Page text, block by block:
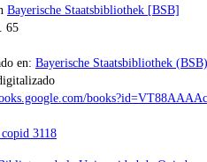
Bayerische Staatsbibliothek [BSB]
65
en: Bayerische Staatsbibliothek
3118